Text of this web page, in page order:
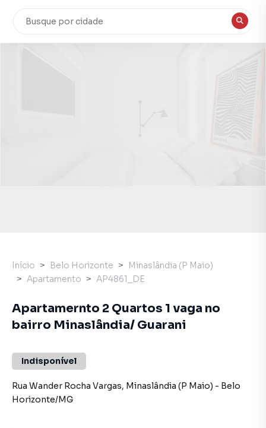
Início Belo Horizonte
Minaslândia (P Maio)
Apartamento
AP4861_DE
Apartamernto 2 Quartos 1 vaga no
bairro Minaslândia/ Guarani
Indisponível
Rua Wander Rocha Vargas, Minaslândia (P Maio) - Belo
Horizonte/MG